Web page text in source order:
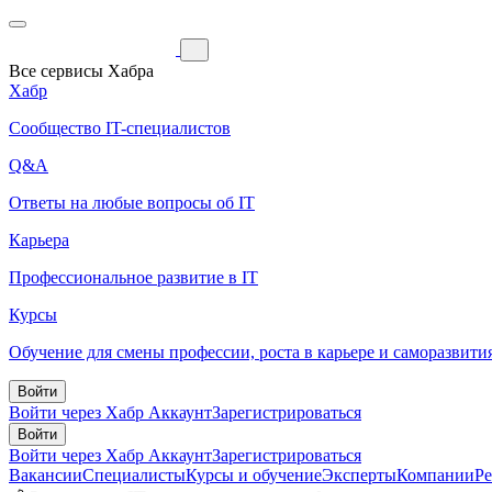
Все сервисы Хабра
Хабр
Сообщество IT-специалистов
Q&A
Ответы на любые вопросы об IT
Карьера
Профессиональное развитие в IT
Курсы
Обучение для смены профессии, роста в карьере и
Войти
Войти через Хабр АккаунтЗарегистрироваться
Войти
Войти через Хабр АккаунтЗарегистрироваться
ВакансииСпециалистыКурсы и обучениеЭкспертыКомпании